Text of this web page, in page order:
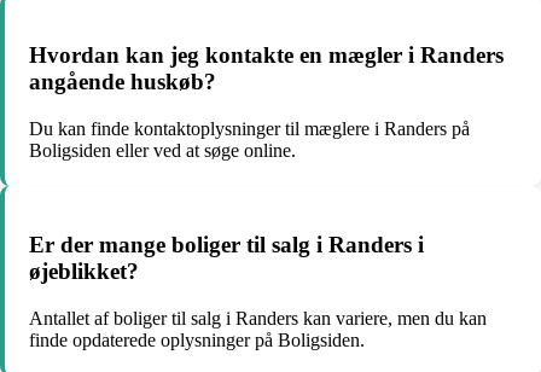
Hvordan kan jeg kontakte en mægler i Randers
angående huskøb?
Du kan finde kontaktoplysninger til mæglere i Randers på
Boligsiden eller ved at søge online.
Er der mange boliger til salg i Randers i
øjeblikket?
Antallet af boliger til salg i Randers kan variere, men du kan
finde opdaterede oplysninger på Boligsiden.